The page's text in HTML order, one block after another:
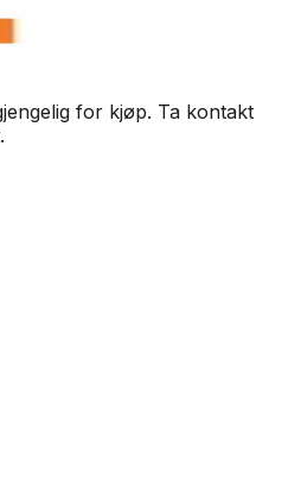
for kjøp. Ta kontakt